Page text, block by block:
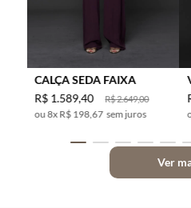
CALÇA SEDA FAIXA
R$2.649,00
R$ 1.589,40
8x R$ 198,67 sem juros
Ver